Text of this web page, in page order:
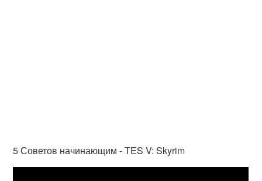
5 Советов начинающим - TES V: Skyrim